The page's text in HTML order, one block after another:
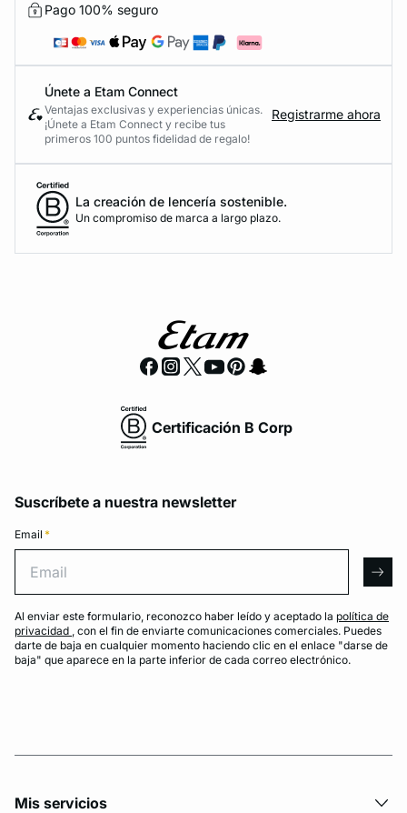
Pago 100% seguro
Únete a Etam Connect
Ventajas exclusivas y experiencias únicas.
¡Únete a Etam Connect y recibe tus
primeros 100 puntos fidelidad de regalo!
Registrarme ahora
La creación de lencería sostenible.
Un compromiso de marca a largo plazo.
Certificación B Corp
Suscríbete a nuestra newsletter
Email *
Al enviar este formulario, reconozco haber leído y aceptado la política de
privacidad , con el fin de enviarte comunicaciones comerciales. Puedes
darte de baja en cualquier momento haciendo clic en el enlace "darse de
baja" que aparece en la parte inferior de cada correo electrónico.
Mis servicios